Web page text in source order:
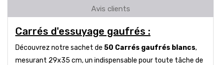
Avis clients
Carrés d'essuyage gaufrés :
Découvrez notre sachet de 50 Carrés gaufrés blancs,
mesurant 29x35 cm, un indispensable pour toute tâche de